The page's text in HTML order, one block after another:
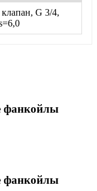
G 3/4,
фанкойлы
фанкойлы